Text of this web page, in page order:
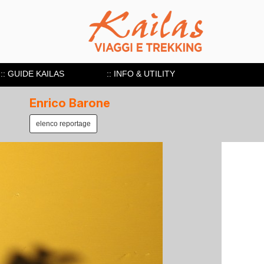
:: GUIDE KAILAS :: INFO & UTILITY
Enrico Barone